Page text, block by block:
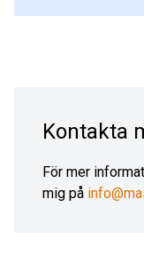
Kontakta
För mer
mig på